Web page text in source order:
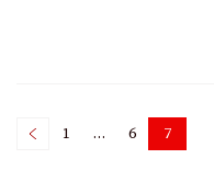
Posts
Page
1 … Page
6 Page
7